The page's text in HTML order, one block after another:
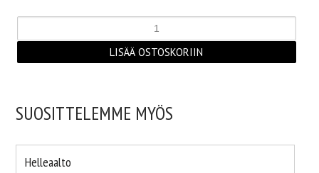
SUOSITTELEMME MYÖS
Helleaalto